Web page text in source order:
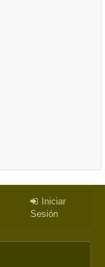
Iniciar
Sesión